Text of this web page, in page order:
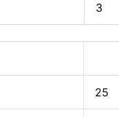
3
25